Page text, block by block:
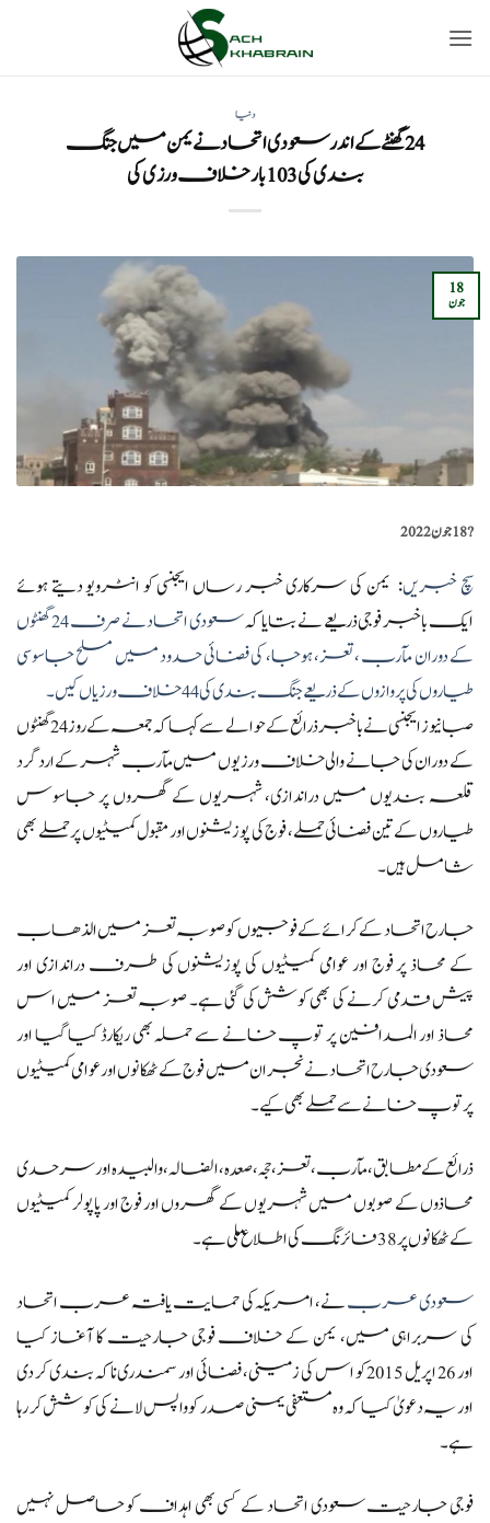
دنیا
24 گھنٹے کے اندر سعودی اتحاد نے یمن میں جنگ
بندی کی 103 بار خلاف ورزی کی
18
جون
?️18 جون 2022
سچ خبریں: یمن کی سرکاری خبر رساں ایجنسی کو انٹرویو دیتے ہوئے
ایک باخبر فوجی ذریعے نے بتایا کہ
سعودی اتحاد نے صرف 24 گھنٹوں
کے دوران مآرب ، تعز، ہوجا، کی فضائی حدود میں مسلح جاسوسی
طیاروں کی پروازوں کے ذریعے جنگ بندی کی 44 خلاف ورزیاں کیں۔
صبا نیوز ایجنسی نے باخبر ذرائع کے حوالے سے کہا کہ جمعہ کے روز 24 گھنٹوں
کے دوران کی جانے والی خلاف ورزیوں میں مآرب شہر کے ارد گرد
قلعہ بندیوں میں دراندازی، شہریوں کے گھروں پر جاسوس
طیاروں کے تین فضائی حملے، فوج کی پوزیشنوں اور مقبول کمیٹیوں پر حملے بھی
شامل ہیں۔
جارح اتحاد کے کرائے کے فوجیوں کو صوبہ تعز میں الذھاب
کے محاذ پر فوج اور عوامی کمیٹیوں کی پوزیشنوں کی طرف دراندازی اور
پیش قدمی کرنے کی بھی کوشش کی گئی ہے۔ صوبہ تعز میں اس
محاذ اور المدافین پر توپ خانے سے حملہ بھی ریکارڈ کیا گیا اور
سعودی جارح اتحاد نے نجران میں فوج کے ٹھکانوں اور عوامی کمیٹیوں
پر توپ خانے سے حملے بھی کیے۔
ذرائع کے مطابق، مآرب ، تعز، حجہ، صعدہ، الضالہ، والبیدہ اور سرحدی
محاذوں کے صوبوں میں شہریوں کے گھروں اور فوج اور پاپولر کمیٹیوں
کے ٹھکانوں پر 38 فائرنگ کی اطلاع ملی ہے۔
سعودی عربنے، امریکہ کی حمایت یافتہ عرب اتحاد
کی سربراہی میں، یمن کے خلاف فوجی جارحیت کا آغاز کیا
اور 26 اپریل 2015 کو اس کی زمینی، فضائی اور سمندری ناکہ بندی کر دی
اور یہ دعویٰ کیا کہ وہ مستعفی یمنی صدر کو واپس لانے کی کوشش کر رہا
ہے۔
فوجی جارحیت سعودی اتحاد کے کسی بھی اہداف کو حاصل نہیں